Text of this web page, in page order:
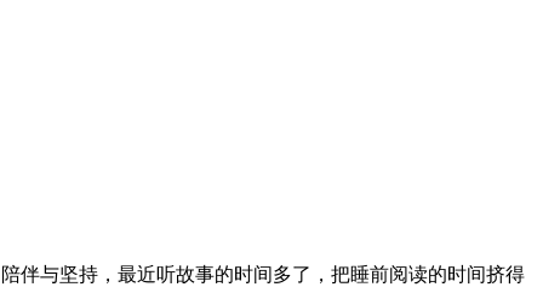
伴与坚持，最近听故事的时间多了，把睡前阅读的时间挤得